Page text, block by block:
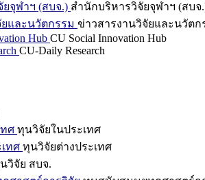
จุฬาฯ (สบจ.) สำนักบริหารวิจัยจุฬาฯ (สบจ
และนวัตกรรม ข่าวสารงานวิจัยและนวัตก
Hub CU Social Innovation Hub
CU-Daily Research
ศ ทุนวิจัยในประเทศ
ทศ ทุนวิจัยต่างประเทศ
วิจัย สบจ.